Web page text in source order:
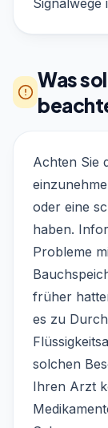
Was
Achten Sie
oder eine
haben.
Probleme
früher
es zu
solchen
Ihren Arzt